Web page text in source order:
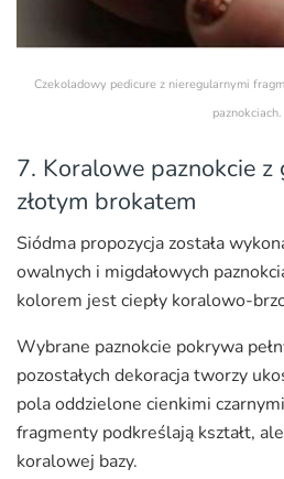
Czekoladowy pedicure z nieregularnymi
paznokciach.
7. Koralowe paznokcie
złotym brokatem
Siódma propozycja została
owalnych i migdałowych
kolorem jest ciepły koralowo-
Wybrane paznokcie pokrywa
pozostałych dekoracja tworzy
pola oddzielone cienkimi
fragmenty podkreślają kształt, ale
koralowej bazy.